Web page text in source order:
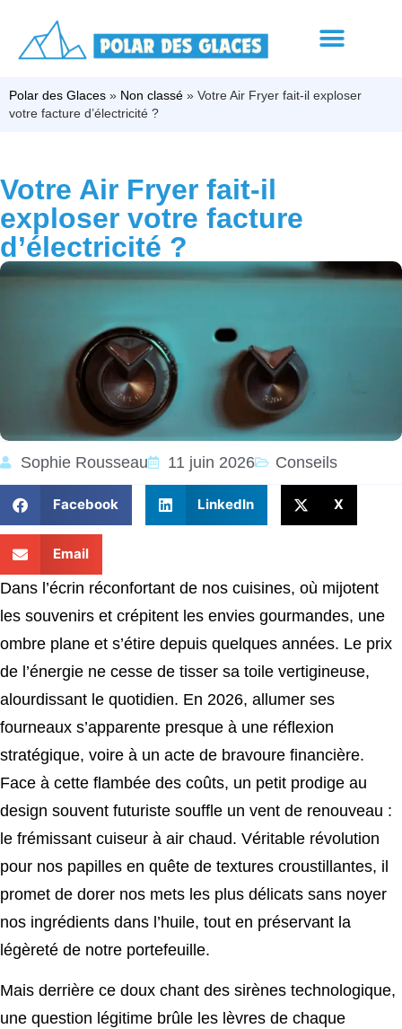
Polar des Glaces » Non classé » Votre Air Fryer fait-il exploser
votre facture d’électricité ?
Votre Air Fryer fait-il
exploser votre facture
d’électricité ?
Sophie Rousseau 11 juin 2026 Conseils
Facebook LinkedIn X
Email
Dans l’écrin réconfortant de nos cuisines, où mijotent
les souvenirs et crépitent les envies gourmandes, une
ombre plane et s’étire depuis quelques années. Le prix
de l’énergie ne cesse de tisser sa toile vertigineuse,
alourdissant le quotidien. En 2026, allumer ses
fourneaux s’apparente presque à une réflexion
stratégique, voire à un acte de bravoure financière.
Face à cette flambée des coûts, un petit prodige au
design souvent futuriste souffle un vent de renouveau :
le frémissant cuiseur à air chaud. Véritable révolution
pour nos papilles en quête de textures croustillantes, il
promet de dorer nos mets les plus délicats sans noyer
nos ingrédients dans l’huile, tout en préservant la
légèreté de notre portefeuille.
Mais derrière ce doux chant des sirènes technologique,
une question légitime brûle les lèvres de chaque